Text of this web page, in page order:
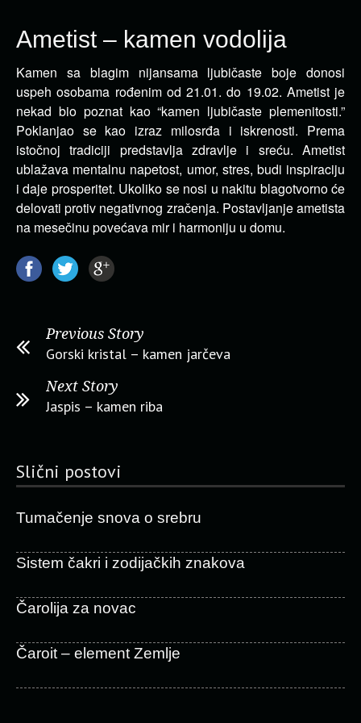
Ametist – kamen vodolija
Kamen sa blagim nijansama ljubičaste boje donosi
uspeh osobama rođenim od 21.01. do 19.02. Ametist je
nekad biopoznat kao “kamen ljubičaste plemenitosti.”
Poklanjao se kao izraz milosrđa i iskrenosti. Prema
istočnoj tradiciji predstavlja zdravlje i sreću. Ametist
ublažava mentalnu napetost, umor, stres, budi inspiraciju
i daje prosperitet. Ukoliko se nosi u nakitu blagotvorno će
delovati protiv negativnog zračenja. Postavljanje ametista
na mesečinu povećava mir i harmoniju u domu.
Previous Story
Gorski kristal – kamen jarčeva
Next Story
Jaspis – kamen riba
Slični postovi
Tumačenje snova o srebru
Sistem čakri i zodijačkih znakova
Čarolija za novac
Čaroit – element Zemlje